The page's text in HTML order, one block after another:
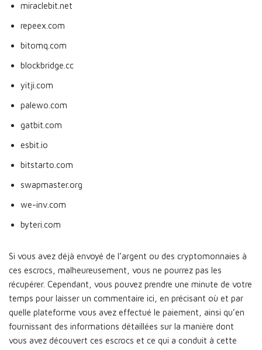
miraclebit.net
repeex.com
bitomq.com
blockbridge.cc
yitji.com
palewo.com
gatbit.com
esbit.io
bitstarto.com
swapmaster.org
we-inv.com
byteri.com
Si vous avez déjà envoyé de l’argent ou des cryptomonnaies à
ces escrocs, malheureusement, vous ne pourrez pas les
récupérer. Cependant, vous pouvez prendre une minute de votre
temps pour laisser un commentaire ici, en précisant où et par
quelle plateforme vous avez effectué le paiement, ainsi qu’en
fournissant des informations détaillées sur la manière dont
vous avez découvert ces escrocs et ce qui a conduit à cette